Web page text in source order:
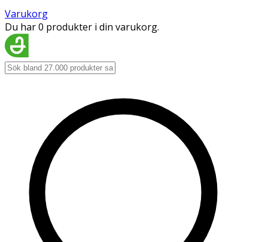
Varukorg
Du har 0 produkter i din varukorg.